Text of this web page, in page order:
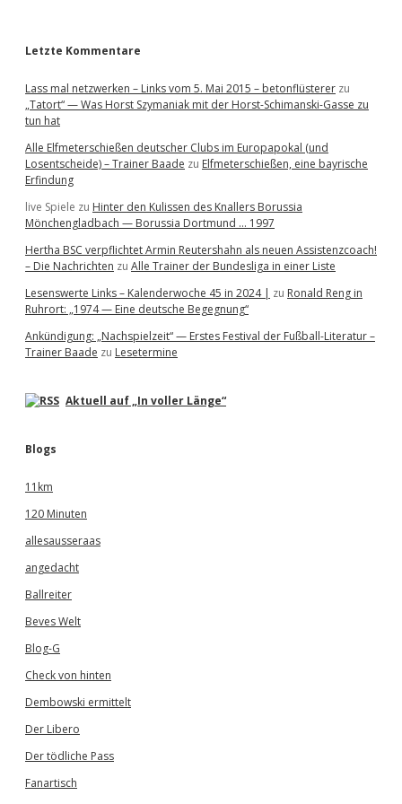
Letzte Kommentare
Lass mal netzwerken – Links vom 5. Mai 2015 – betonflüsterer zu
„Tatort“ — Was Horst Szymaniak mit der Horst-Schimanski-Gasse zu
tun hat
Alle Elfmeterschießen deutscher Clubs im Europapokal (und
Losentscheide) – Trainer Baade zu Elfmeterschießen, eine bayrische
Erfindung
live Spiele zu Hinter den Kulissen des Knallers Borussia
Mönchengladbach — Borussia Dortmund … 1997
Hertha BSC verpflichtet Armin Reutershahn als neuen Assistenzcoach!
– Die Nachrichten zu Alle Trainer der Bundesliga in einer Liste
Lesenswerte Links – Kalenderwoche 45 in 2024 | zu Ronald Reng in
Ruhrort: „1974 — Eine deutsche Begegnung“
Ankündigung: „Nachspielzeit“ — Erstes Festival der Fußball-Literatur –
Trainer Baade zu Lesetermine
Aktuell auf „In voller Länge“
Blogs
11km
120 Minuten
allesausseraas
angedacht
Ballreiter
Beves Welt
Blog-G
Check von hinten
Dembowski ermittelt
Der Libero
Der tödliche Pass
Fanartisch